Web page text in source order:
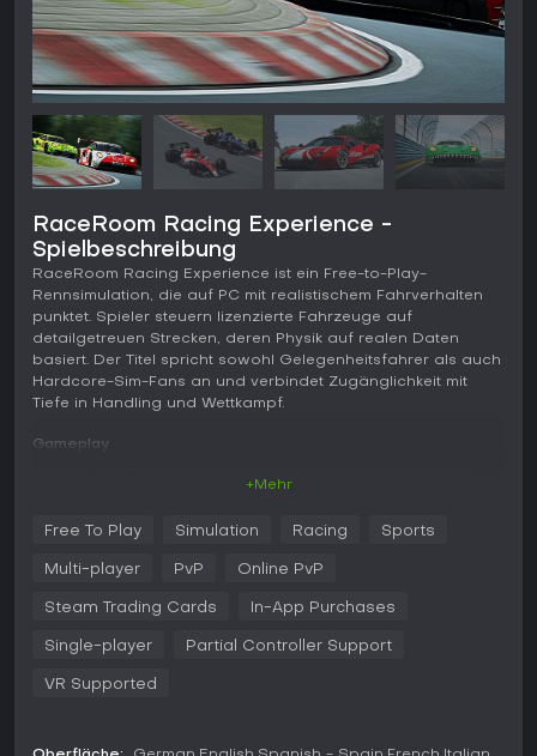
RaceRoom Racing Experience -
Spielbeschreibung
RaceRoom Racing Experience ist ein Free-to-Play-
Rennsimulation, die auf PC mit realistischem Fahrverhalten
punktet. Spieler steuern lizenzierte Fahrzeuge auf
detailgetreuen Strecken, deren Physik auf realen Daten
basiert. Der Titel spricht sowohl Gelegenheitsfahrer als auch
Hardcore-Sim-Fans an und verbindet Zugänglichkeit mit
Tiefe in Handling und Wettkampf.
Gameplay
Antriebsreaktionen und authentische Motorengeräusche
sorgen für ein lebensechtes Renngefühl. Strecken werden
inklusive laser-gescannter Details wie Bordsteinkanten und
Assists in Modi wie Novice, Amateur und Get Real machen
+Mehr
Free To Play Simulation Racing Sports
Multi-player PvP Online PvP
Steam Trading Cards In-App Purchases
Single-player Partial Controller Support
VR Supported